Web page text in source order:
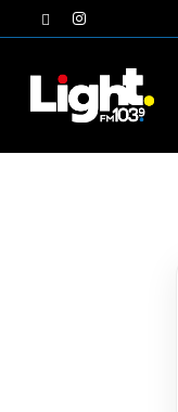
to
twitterinstagram